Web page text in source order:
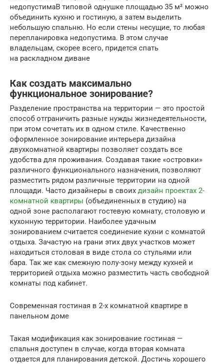
недопустимаВ типовой однушке площадью 35 м² можно
объединить кухню и гостиную, а затем выделить
небольшую спальню. Но если стены несущие, то любая
перепланировка недопустима. В этом случае
владельцам, скорее всего, придется спать
на раскладном диване
Как создать максимально
функциональное зонирование?
Разделение пространства на территории — это простой
способ отграничить разные нужды жизнедеятельности,
при этом сочетать их в одном стиле. Качественно
оформленное зонирование интерьера дизайна
двухкомнатной квартиры позволяет создать все
удобства для проживания. Создавая такие «островки»
различного функционального назначения, позволяют
разместить рядом различные территории на одной
площади. Часто дизайнеры в своих дизайн проектах 2-
комнатной квартиры (объединенных в студию) на
одной зоне располагают гостевую комнату, столовую и
кухонную территории. Наиболее удачным
зонированием считается соединение кухни с комнатой
отдыха. Зачастую на грани этих двух участков может
находиться столовая в виде стола со стульями или
бара. Так же как смежную полу-зону между кухней и
территорией отдыха можно разместить часть свободной
комнаты под кабинет.
Современная гостиная в 2-х комнатной квартире в
панельном доме
Такая модификация как зонирование гостиная —
спальня доступен в случае, когда вторая комната
отдается для планирования детской. Достичь хорошего